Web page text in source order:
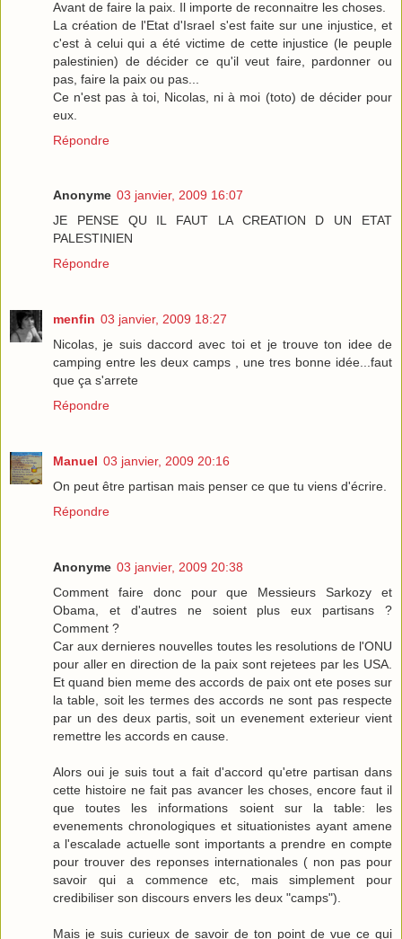
Avant de faire la paix. Il importe de reconnaitre les choses.
La création de l'Etat d'Israel s'est faite sur une injustice, et
c'est à celui qui a été victime de cette injustice (le peuple
palestinien) de décider ce qu'il veut faire, pardonner ou
pas, faire la paix ou pas...
Ce n'est pas à toi, Nicolas, ni à moi (toto) de décider pour
eux.
Répondre
Anonyme 03 janvier, 2009 16:07
JE PENSE QU IL FAUT LA CREATION D UN ETAT
PALESTINIEN
Répondre
menfin 03 janvier, 2009 18:27
Nicolas, je suis daccord avec toi et je trouve ton idee de
camping entre les deux camps , une tres bonne idée...faut
que ça s'arrete
Répondre
Manuel 03 janvier, 2009 20:16
On peut être partisan mais penser ce que tu viens d'écrire.
Répondre
Anonyme 03 janvier, 2009 20:38
Comment faire donc pour que Messieurs Sarkozy et
Obama, et d'autres ne soient plus eux partisans ?
Comment ?
Car aux dernieres nouvelles toutes les resolutions de l'ONU
pour aller en direction de la paix sont rejetees par les USA.
Et quand bien meme des accords de paix ont ete poses sur
la table, soit les termes des accords ne sont pas respecte
par un des deux partis, soit un evenement exterieur vient
remettre les accords en cause.
Alors oui je suis tout a fait d'accord qu'etre partisan dans
cette histoire ne fait pas avancer les choses, encore faut il
que toutes les informations soient sur la table: les
evenements chronologiques et situationistes ayant amene
a l'escalade actuelle sont importants a prendre en compte
pour trouver des reponses internationales ( non pas pour
savoir qui a commence etc, mais simplement pour
credibiliser son discours envers les deux "camps").
Mais je suis curieux de savoir de ton point de vue ce qui